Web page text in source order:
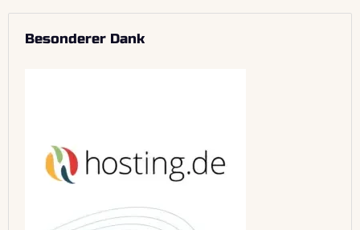
Besonderer Dank